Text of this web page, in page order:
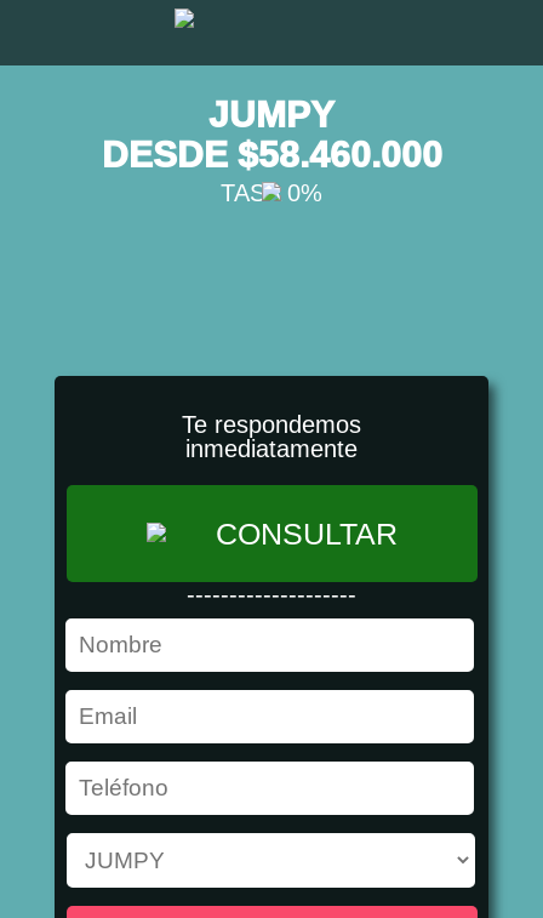
JUMPY
DESDE $58.460.000
TASA 0%
Te respondemos
inmediatamente
CONSULTAR
--------------------